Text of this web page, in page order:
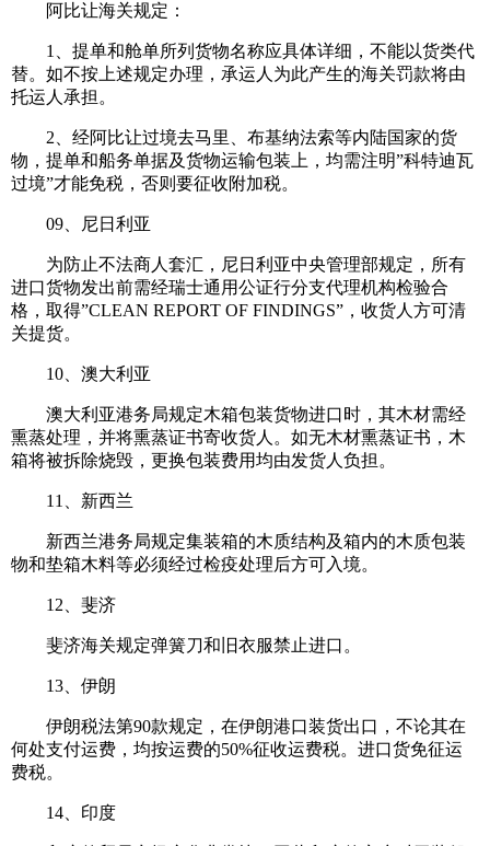
阿比让海关规定：
1、提单和舱单所列货物名称应具体详细，不能以货类代
替。如不按上述规定办理，承运人为此产生的海关罚款将由
托运人承担。
2、经阿比让过境去马里、布基纳法索等内陆国家的货
物，提单和船务单据及货物运输包装上，均需注明”科特迪瓦
过境”才能免税，否则要征收附加税。
09、尼日利亚
为防止不法商人套汇，尼日利亚中央管理部规定，所有
进口货物发出前需经瑞士通用公证行分支代理机构检验合
格，取得”CLEAN REPORT OF FINDINGS”，收货人方可清
关提货。
10、澳大利亚
澳大利亚港务局规定木箱包装货物进口时，其木材需经
熏蒸处理，并将熏蒸证书寄收货人。如无木材熏蒸证书，木
箱将被拆除烧毁，更换包装费用均由发货人负担。
11、新西兰
新西兰港务局规定集装箱的木质结构及箱内的木质包装
物和垫箱木料等必须经过检疫处理后方可入境。
12、斐济
斐济海关规定弹簧刀和旧衣服禁止进口。
13、伊朗
伊朗税法第90款规定，在伊朗港口装货出口，不论其在
何处支付运费，均按运费的50%征收运费税。进口货免征运
费税。
14、印度